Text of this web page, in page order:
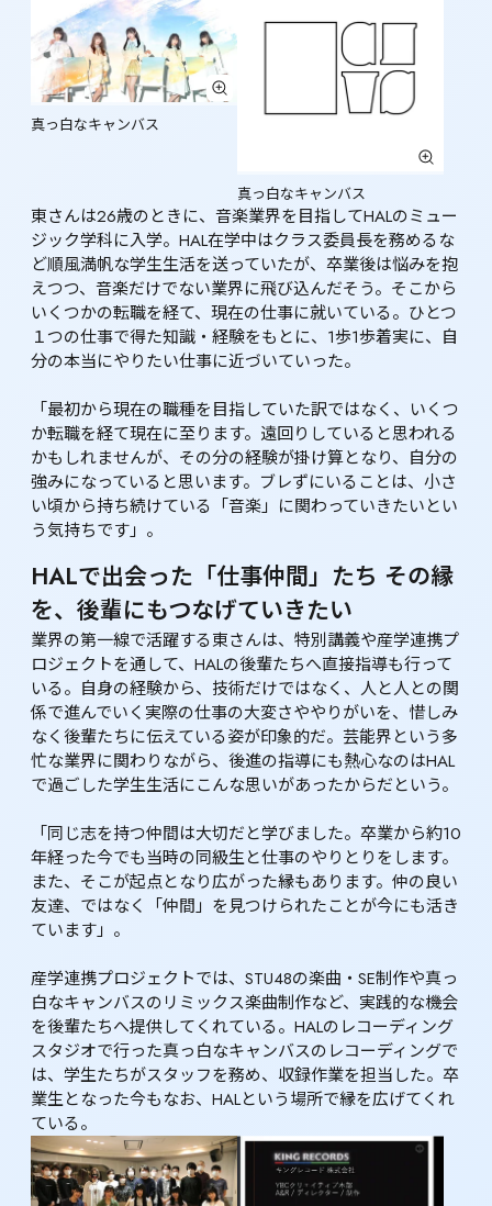
真っ白なキャンバス
真っ白なキャンバス
東さんは26歳のときに、音楽業界を目指してHALのミュー
ジック学科に入学。HAL在学中はクラス委員長を務めるな
ど順風満帆な学生生活を送っていたが、卒業後は悩みを抱
えつつ、音楽だけでない業界に飛び込んだそう。そこから
いくつかの転職を経て、現在の仕事に就いている。ひとつ
１つの仕事で得た知識・経験をもとに、1歩1歩着実に、自
分の本当にやりたい仕事に近づいていった。
「最初から現在の職種を目指していた訳ではなく、いくつ
か転職を経て現在に至ります。遠回りしていると思われる
かもしれませんが、その分の経験が掛け算となり、自分の
強みになっていると思います。ブレずにいることは、小さ
い頃から持ち続けている「音楽」に関わっていきたいとい
う気持ちです」。
HALで出会った「仕事仲間」たち その縁
を、後輩にもつなげていきたい
業界の第一線で活躍する東さんは、特別講義や産学連携プ
ロジェクトを通して、HALの後輩たちへ直接指導も行って
いる。自身の経験から、技術だけではなく、人と人との関
係で進んでいく実際の仕事の大変さややりがいを、惜しみ
なく後輩たちに伝えている姿が印象的だ。芸能界という多
忙な業界に関わりながら、後進の指導にも熱心なのはHAL
で過ごした学生生活にこんな思いがあったからだという。
「同じ志を持つ仲間は大切だと学びました。卒業から約10
年経った今でも当時の同級生と仕事のやりとりをします。
また、そこが起点となり広がった縁もあります。仲の良い
友達、ではなく「仲間」を見つけられたことが今にも活き
ています」。
産学連携プロジェクトでは、STU48の楽曲・SE制作や真っ
白なキャンバスのリミックス楽曲制作など、実践的な機会
を後輩たちへ提供してくれている。HALのレコーディング
スタジオで行った真っ白なキャンバスのレコーディングで
は、学生たちがスタッフを務め、収録作業を担当した。卒
業生となった今もなお、HALという場所で縁を広げてくれ
ている。